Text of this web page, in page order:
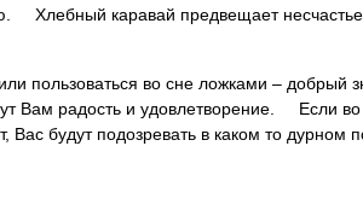
Хлебный каравай предвещает
пользоваться во сне ложками – добрый
Вам радость и удовлетворение. Если
Вас будут подозревать в каком то дурном